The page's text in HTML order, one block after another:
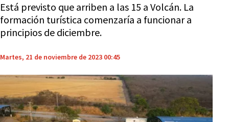
Está previsto que arriben a las 15 a Volcán. La
formación turística comenzaría a funcionar a
principios de diciembre.
Martes, 21 de noviembre de 2023 00:45